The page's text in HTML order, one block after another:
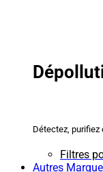
Détectez, purifiez
Filtres
Autres